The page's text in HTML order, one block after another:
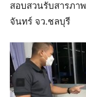
สอบสวนรับสารภาพ
จันทร์ จว.ชลบุรี